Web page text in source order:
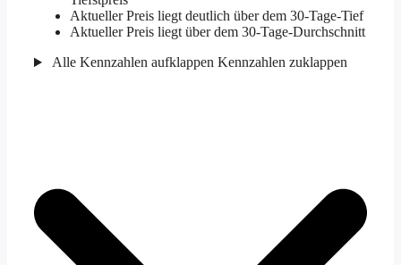
Aktueller Preis liegt deutlich über dem 30-Tage-Tief
Aktueller Preis liegt über dem 30-Tage-Durchschnitt
Alle Kennzahlen aufklappen Kennzahlen zuklappen